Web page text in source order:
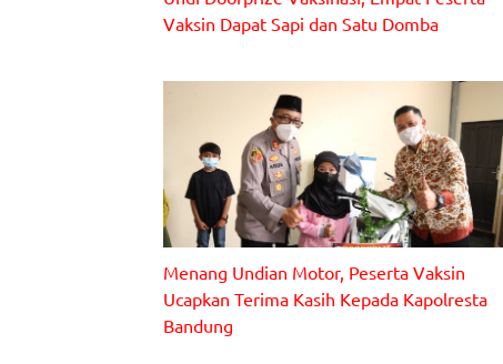
Vaksin Dapat Sapi dan Satu Domba
Menang Undian Motor, Peserta Vaksin
Ucapkan Terima Kasih Kepada Kapolresta
Bandung